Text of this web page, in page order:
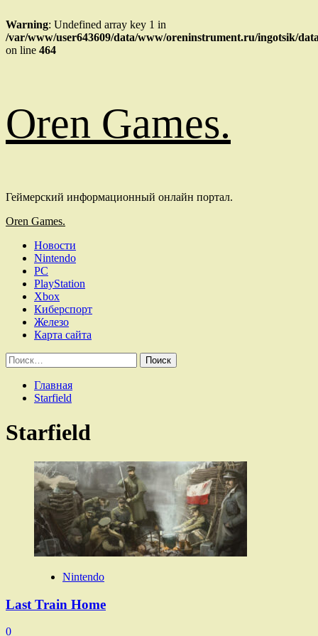
Warning: Undefined array key 1 in
/var/www/user643609/data/www/oreninstrument.ru/ingotsik/
on line 464
Oren Games.
Геймерский информационный онлайн портал.
Основное
Oren Games.
Новости
Nintendo
PC
PlayStation
Xbox
Киберспорт
Железо
Карта сайта
Найти:
Главная
Starfield
Starfield
Nintendo
Last Train Home
0